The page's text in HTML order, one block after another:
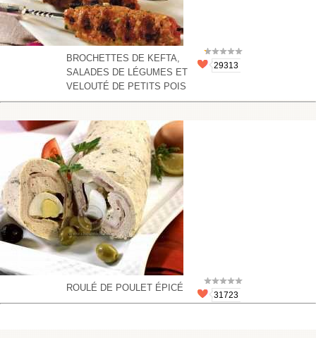
BROCHETTES DE KEFTA,
SALADES DE LÉGUMES ET
VELOUTÉ DE PETITS POIS
29313
ROULÉ DE POULET ÉPICÉ
31723